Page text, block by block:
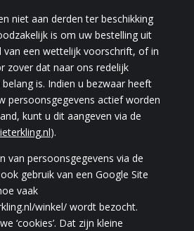
niet aan derden ter beschikking
is om uw bestelling uit
een wettelijk voorschrift, of in
zover dat naar ons redelijk
is. Indien u bezwaar heeft
persoonsgegevens actief worden
kunt u dit aangeven via de
).
van persoonsgegevens via de
gebruik van een Google Site
vaak
winkel/ wordt bezocht.
‘cookies’. Dat zijn kleine